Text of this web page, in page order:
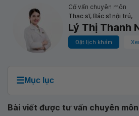
Cố vấn chuyên môn
Thạc sĩ, Bác sĩ nội trú,
Lý Thị Thanh
Đặt lịch khám
☰Mục lục
Bài viết được tư vấn chuyên